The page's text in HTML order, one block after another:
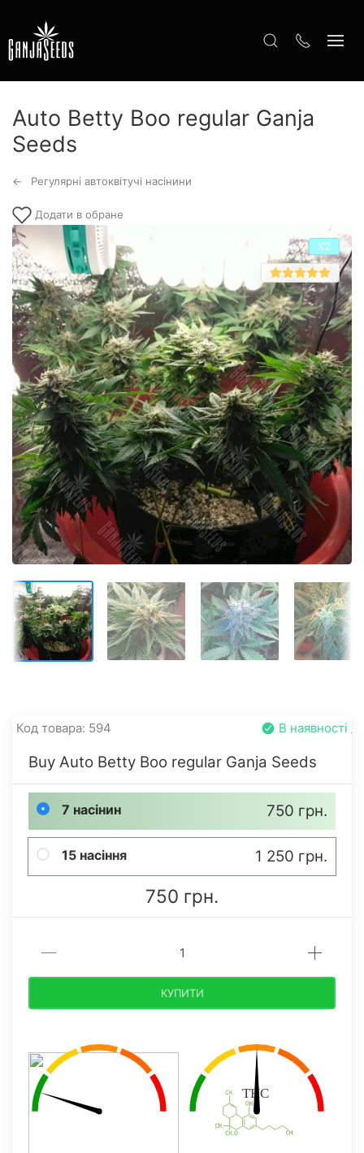
Auto Betty Boo regular Ganja
Seeds
Регулярні автоквітучі насінини
Додати в обране
Х2
Код товара: 594 В наявності
Buy Auto Betty Boo regular Ganja Seeds
7 насінин 750 грн.
15 насіння 1 250 грн.
750 грн.
КУПИТИ